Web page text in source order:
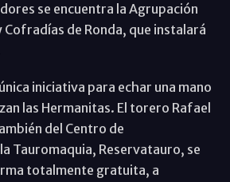
se encuentra la Agrupación
Cofradías de Ronda, que instalará
iniciativa para echar una mano
las Hermanitas. El torero Rafael
del Centro de
Tauromaquia, Reservatauro, se
totalmente gratuita, a